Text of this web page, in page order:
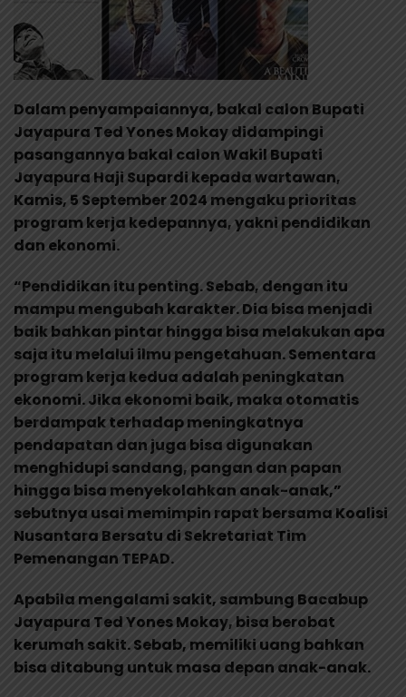
Dalam penyampaiannya, bakal calon Bupati
Jayapura Ted Yones Mokay didampingi
pasangannya bakal calon Wakil Bupati
Jayapura Haji Supardi kepada wartawan,
Kamis, 5 September 2024 mengaku prioritas
program kerja kedepannya, yakni pendidikan
dan ekonomi.
“Pendidikan itu penting. Sebab, dengan itu
mampu mengubah karakter. Dia bisa menjadi
baik bahkan pintar hingga bisa melakukan apa
saja itu melalui ilmu pengetahuan. Sementara
program kerja kedua adalah peningkatan
ekonomi. Jika ekonomi baik, maka otomatis
berdampak terhadap meningkatnya
pendapatan dan juga bisa digunakan
menghidupi sandang, pangan dan papan
hingga bisa menyekolahkan anak-anak,”
sebutnya usai memimpin rapat bersama Koalisi
Nusantara Bersatu di Sekretariat Tim
Pemenangan TEPAD.
Apabila mengalami sakit, sambung Bacabup
Jayapura Ted Yones Mokay, bisa berobat
kerumah sakit. Sebab, memiliki uang bahkan
bisa ditabung untuk masa depan anak-anak.